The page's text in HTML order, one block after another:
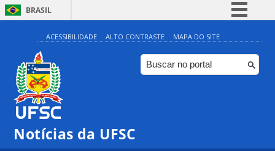
BRASIL
Simplifique!
Comunica BR
Participe
ACESSIBILIDADE ALTO CONTRASTE MAPA DO SITE
Notícias da UFSC